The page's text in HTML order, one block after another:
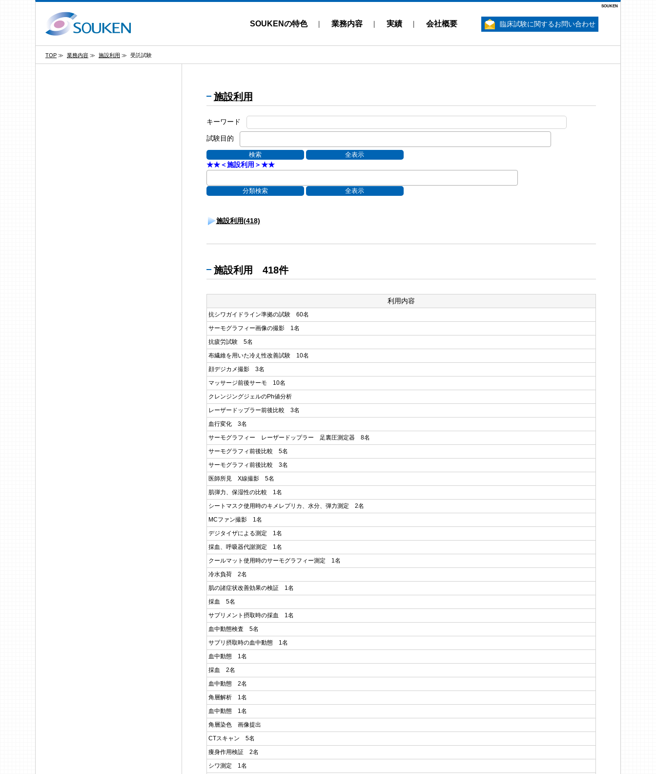
SOUKEN
SOUKENの特色 業務内容 実績 会社概要 臨床試験に関するお問い合わせ
TOP ≫ 業務内容 ≫ 施設利用 ≫ 受託試験
施設利用
キーワード
試験目的
★★＜施設利用＞★★
施設利用(418)
施設利用 418件
利用内容
抗シワガイドライン準拠の試験 60名
サーモグラフィー画像の撮影 1名
抗疲労試験 5名
布繊維を用いた冷え性改善試験 10名
顔デジカメ撮影 3名
マッサージ前後サーモ 10名
クレンジングジェルのPh値分析
レーザードップラー前後比較 3名
血行変化 3名
サーモグラフィー レーザードップラー 足裏圧測定器 8名
サーモグラフィ前後比較 5名
サーモグラフィ前後比較 3名
医師所見 X線撮影 5名
肌弾力、保湿性の比較 1名
シートマスク使用時のキメレプリカ、水分、弾力測定 2名
MCファン撮影 1名
デジタイザによる測定 1名
採血、呼吸器代謝測定 1名
クールマット使用時のサーモグラフィー測定 1名
冷水負荷 2名
肌の諸症状改善効果の検証 1名
採血 5名
サプリメント摂取時の採血 1名
血中動態検査 5名
サプリ摂取時の血中動態 1名
血中動態 1名
採血 2名
血中動態 2名
角層解析 1名
血中動態 1名
角層染色 画像提出
CTスキャン 5名
痩身作用検証 2名
シワ測定 1名